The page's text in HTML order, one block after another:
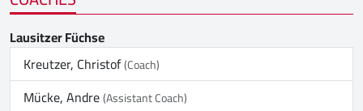
Lausitzer Füchse
Kreutzer, Christof(Coach)
Mücke, Andre(Assistant Coach)